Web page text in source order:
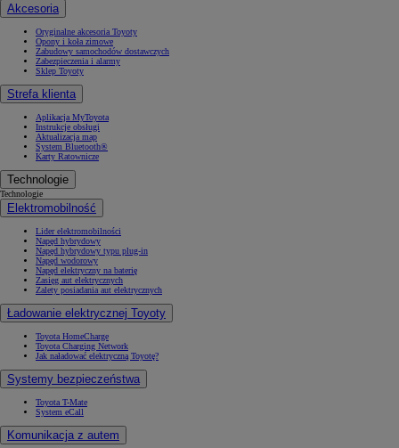
Akcesoria
Oryginalne akcesoria Toyoty
Opony i koła zimowe
Zabudowy samochodów dostawczych
Zabezpieczenia i alarmy
Sklep Toyoty
Strefa klienta
Aplikacja MyToyota
Instrukcje obsługi
Aktualizacja map
System Bluetooth®
Karty Ratownicze
Technologie
Technologie
Elektromobilność
Lider elektromobilności
Napęd hybrydowy
Napęd hybrydowy typu plug-in
Napęd wodorowy
Napęd elektryczny na baterię
Zasięg aut elektrycznych
Zalety posiadania aut elektrycznych
Ładowanie elektrycznej Toyoty
Toyota HomeCharge
Toyota Charging Network
Jak naładować elektryczną Toyotę?
Systemy bezpieczeństwa
Toyota T-Mate
System eCall
Komunikacja z autem